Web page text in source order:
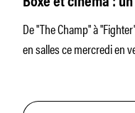
De "The Champ" à
en salles ce mercredi en